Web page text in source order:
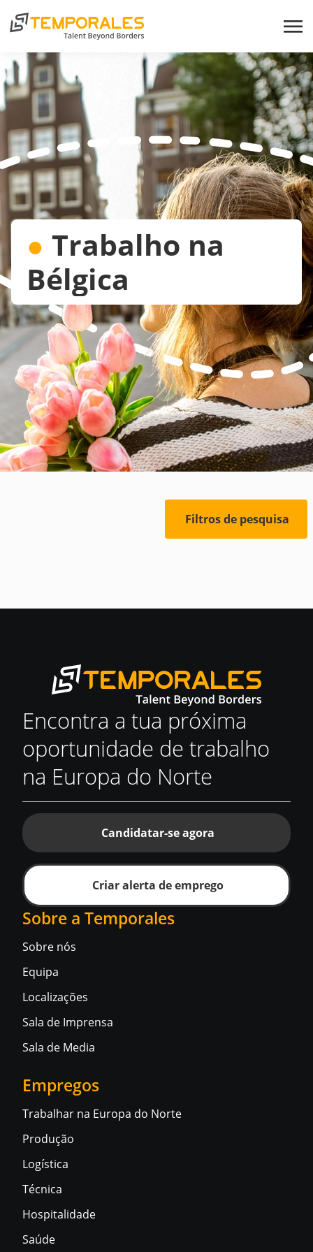
● Trabalho na
Bélgica
Filtros de pesquisa
Encontra a tua próxima
oportunidade de trabalho
na Europa do Norte
Candidatar-se agora
Criar alerta de emprego
Sobre a Temporales
Sobre nós
Equipa
Localizações
Sala de Imprensa
Sala de Media
Empregos
Trabalhar na Europa do Norte
Produção
Logística
Técnica
Hospitalidade
Saúde